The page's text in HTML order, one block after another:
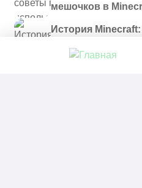
мешочков в
История